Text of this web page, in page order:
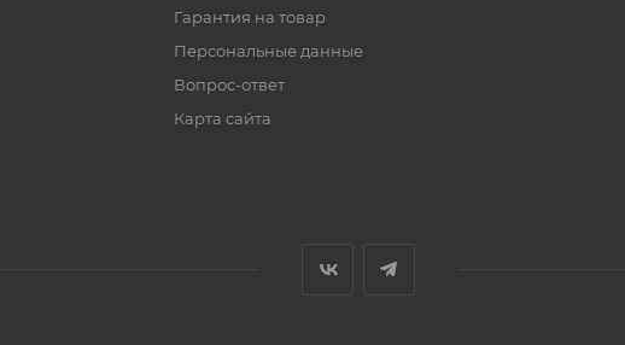
Гарантия на товар
Персональные данные
Вопрос-ответ
Карта сайта